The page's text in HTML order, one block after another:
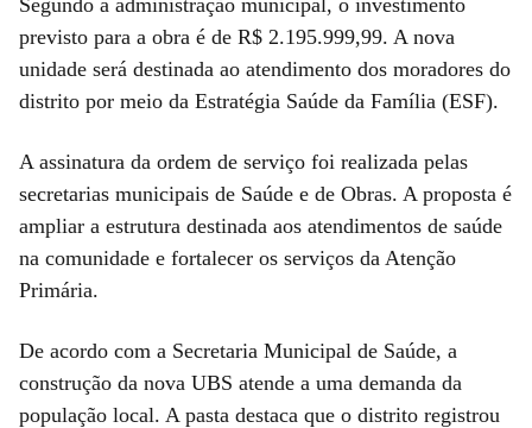
previsto para a obra é de R$ 2.195.999,99. A nova
unidade será destinada ao atendimento dos moradores do
distrito por meio da Estratégia Saúde da Família (ESF).
A assinatura da ordem de serviço foi realizada pelas
secretarias municipais de Saúde e de Obras. A proposta é
ampliar a estrutura destinada aos atendimentos de saúde
na comunidade e fortalecer os serviços da Atenção
Primária.
De acordo com a Secretaria Municipal de Saúde, a
construção da nova UBS atende a uma demanda da
população local. A pasta destaca que o distrito registrou